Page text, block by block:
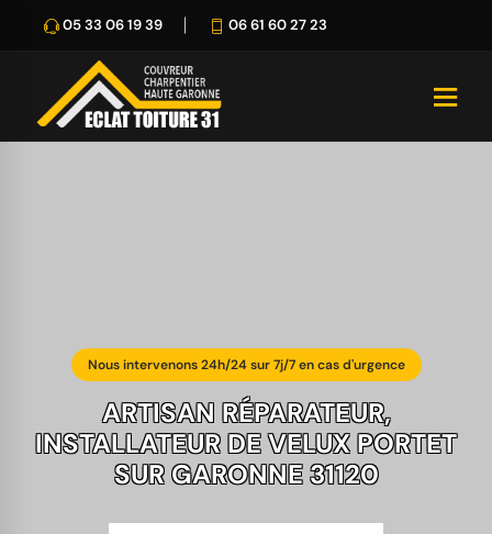
05 33 06 19 39 06 61 60 27 23
Nous intervenons 24h/24 sur 7j/7 en cas d'urgence
ARTISAN RÉPARATEUR,
INSTALLATEUR DE VELUX PORTET
SUR GARONNE 31120